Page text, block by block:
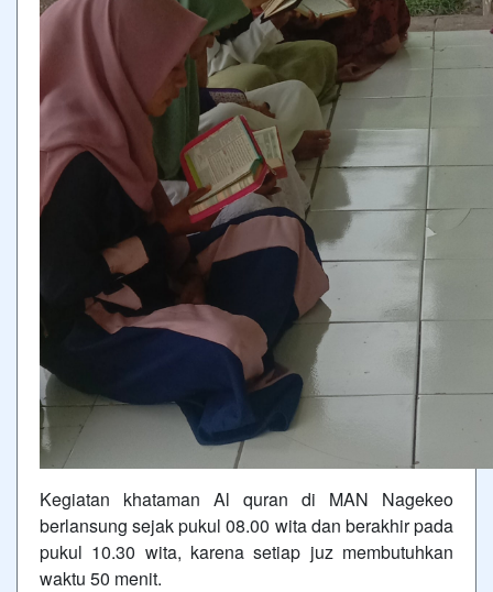
Kegiatan khataman Al quran di MAN Nagekeo
berlansung sejak pukul 08.00 wita dan berakhir pada
pukul 10.30 wita, karena setiap juz membutuhkan
waktu 50 menit.